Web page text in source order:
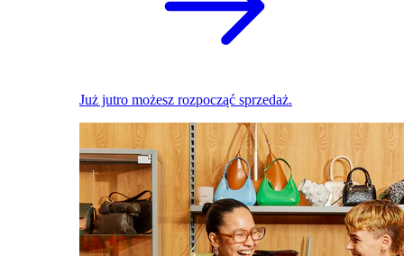
Już jutro możesz rozpocząć sprzedaż.